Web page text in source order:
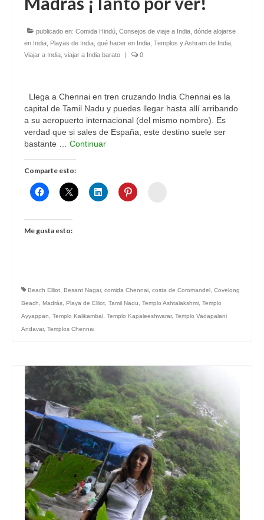
publicado en: Comida Hindú Consejos de viaje a India dónde alojarse
en India Playas de India qué hacer en India Templos y Ashram de India
Viajar a India viajar a India barato | 0
Llega a Chennai en tren cruzando India Chennai es la
capital de Tamil Nadu y puedes llegar hasta allí arribando
a su aeropuerto internacional (del mismo nombre). Es
verdad que si sales de España, este destino suele ser
bastante … Continuar
Comparte esto:
Me gusta esto:
Beach Elliot Besant Nagar, comida Chennai costa de Coromandel Covelong
Beach
Madrás Playa de Elliot Tamil Nadu Templo Ashtalakshmi Templo
Ayyappan
Templo Kalikambal Templo Kapaleeshwarar, Templo Vadapalani
Andavar, Templos Chennai